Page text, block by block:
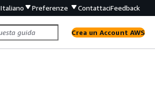
Italiano Preferenze ContattaciFeedback
Crea un Account AWS